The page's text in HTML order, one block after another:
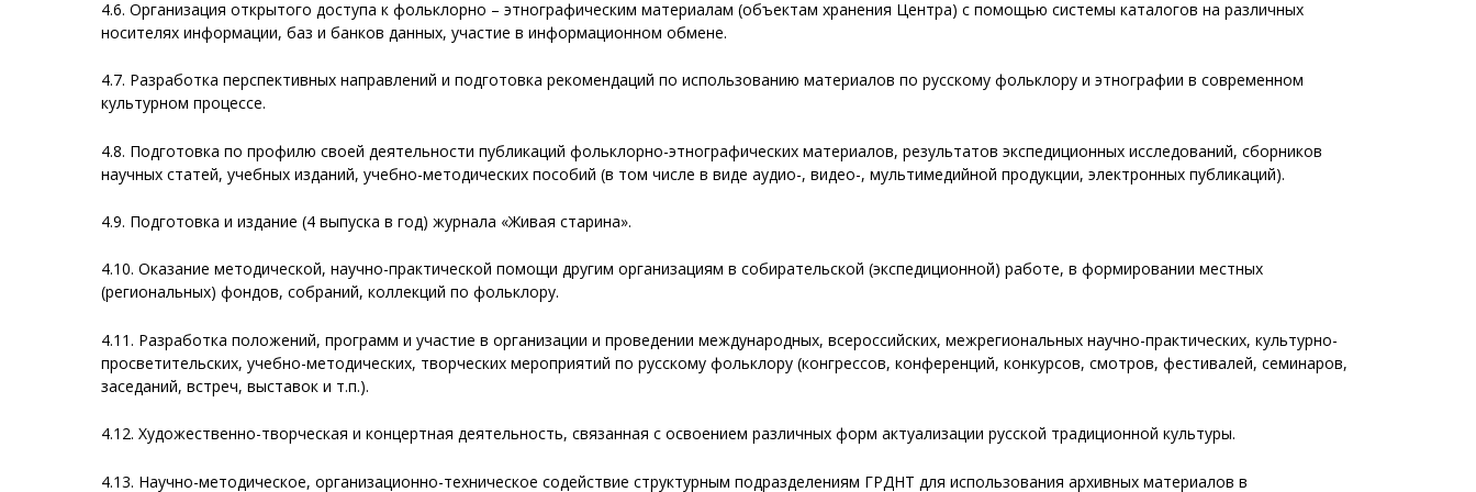
4.6. Организация открытого доступа к фольклорно – этнографическим материалам (объектам хранения Центра) с помощью системы каталогов на различных
носителях информации, баз и банков данных, участие в информационном обмене.
4.7. Разработка перспективных направлений и подготовка рекомендаций по использованию материалов по русскому фольклору и этнографии в современном
культурном процессе.
4.8. Подготовка по профилю своей деятельности публикаций фольклорно-этнографических материалов, результатов экспедиционных исследований, сборников
научных статей, учебных изданий, учебно-методических пособий (в том числе в виде аудио-, видео-, мультимедийной продукции, электронных публикаций).
4.9. Подготовка и издание (4 выпуска в год) журнала «Живая старина».
4.10. Оказание методической, научно-практической помощи другим организациям в собирательской (экспедиционной) работе, в формировании местных
(региональных) фондов, собраний, коллекций по фольклору.
4.11. Разработка положений, программ и участие в организации и проведении международных, всероссийских, межрегиональных научно-практических, культурно-
просветительских, учебно-методических, творческих мероприятий по русскому фольклору (конгрессов, конференций, конкурсов, смотров, фестивалей, семинаров,
заседаний, встреч, выставок и т.п.).
4.12. Художественно-творческая и концертная деятельность, связанная с освоением различных форм актуализации русской традиционной культуры.
4.13. Научно-методическое, организационно-техническое содействие структурным подразделениям ГРДНТ для использования архивных материалов в